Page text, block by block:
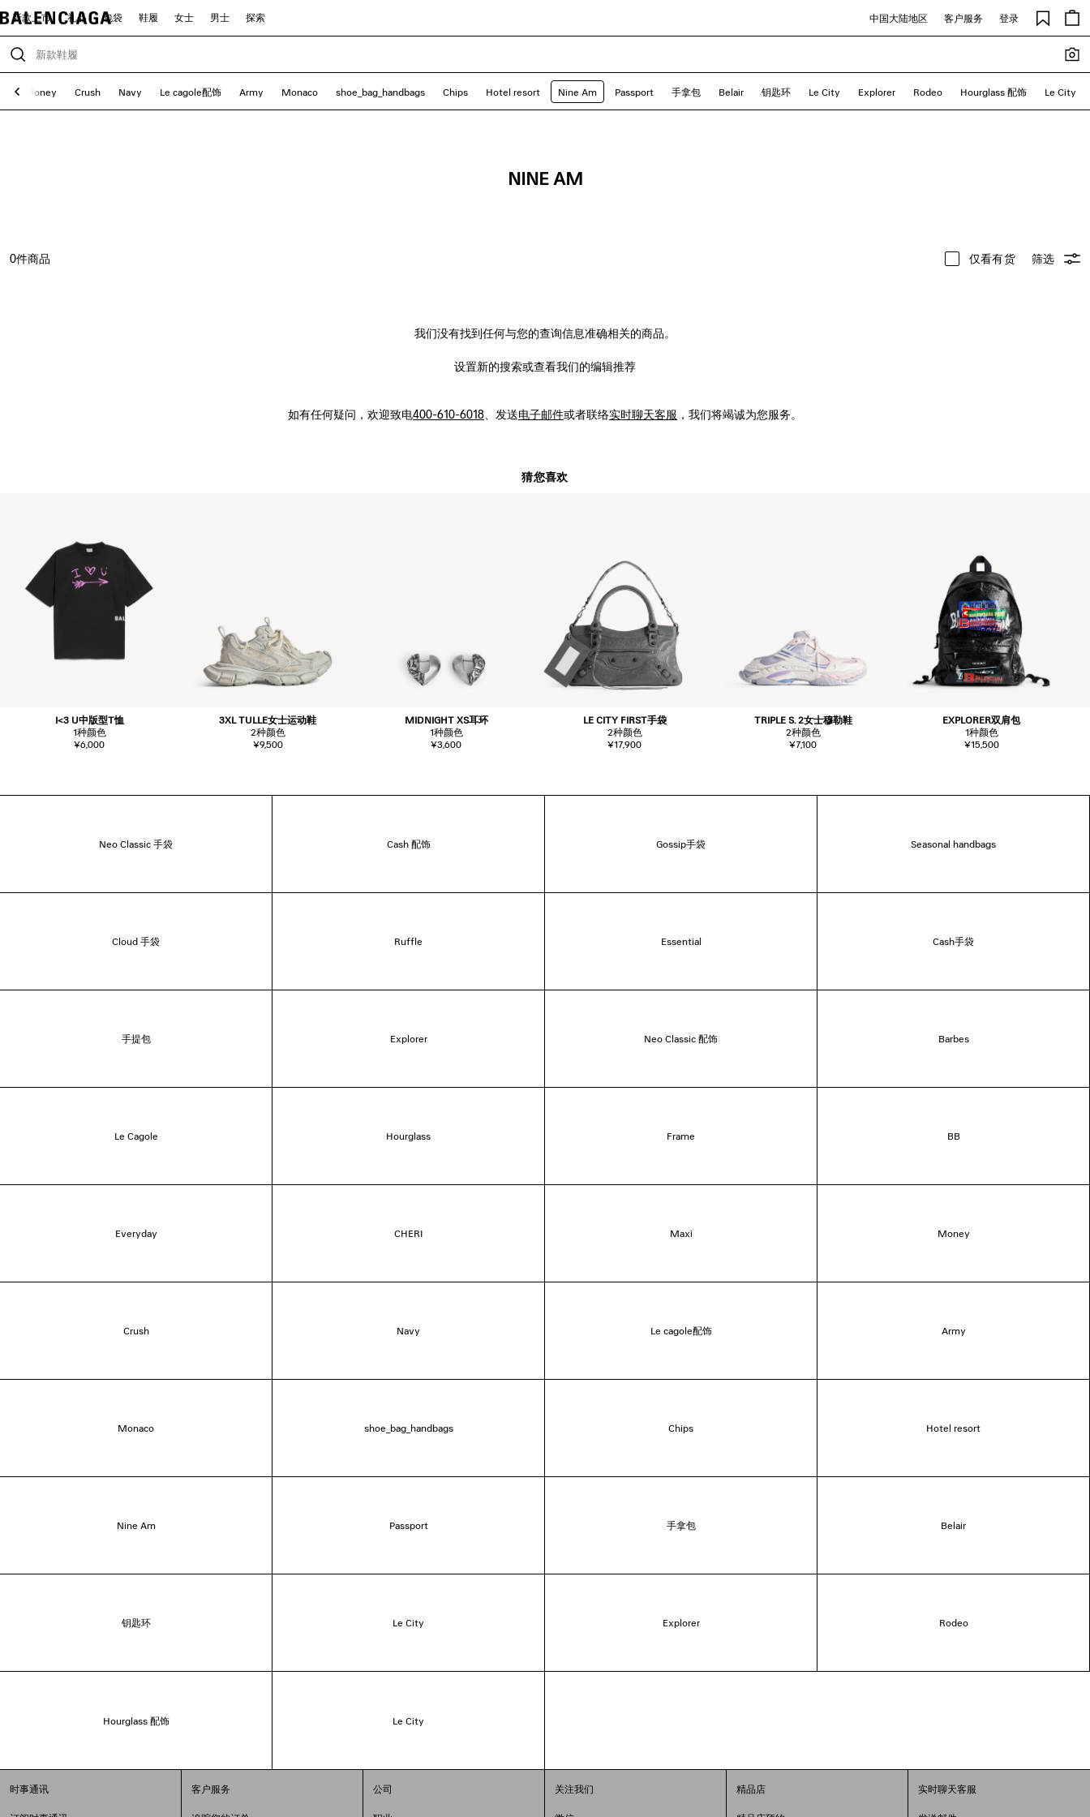
新款上市 礼品 包袋 鞋履 女士 男士 探索 中国大陆地区 客户服务 登录
Money Crush Navy Le cagole配饰 Army Monaco shoe_bag_handbags Chips Hotel resort Nine Am Passport 手拿包 Belair 钥匙环 Le City Explorer Rodeo Hourglass 配饰 Le City
NINE AM
0件商品 仅看有货 筛选
我们没有找到任何与您的查询信息准确相关的商品。
设置新的搜索或查看我们的编辑推荐
如有任何疑问， 欢迎致电400-610-6018 、发送电子邮件或者联络实时聊天客服 ，我们将竭诚为您服务。
猜您喜欢
I<3 U中版型T恤
1种颜色
¥6,000
3XL TULLE女士运动鞋
2种颜色
¥9,500
MIDNIGHT XS耳环
1种颜色
¥3,600
LE CITY FIRST手袋
2种颜色
¥17,900
TRIPLE S. 2女士穆勒鞋
2种颜色
¥7,100
EXPLORER双肩包
1种颜色
¥15,500
Neo Classic 手袋 Cash 配饰 Gossip手袋 Seasonal handbags
Cloud 手袋 Ruffle Essential Cash手袋
手提包 Explorer Neo Classic 配饰 Barbes
Le Cagole Hourglass Frame BB
Everyday CHERI Maxi Money
Crush Navy Le cagole配饰 Army
Monaco shoe_bag_handbags Chips Hotel resort
Nine Am Passport 手拿包 Belair
钥匙环 Le City Explorer Rodeo
Hourglass 配饰 Le City
时事通讯 客户服务 公司 关注我们 精品店 实时聊天客服